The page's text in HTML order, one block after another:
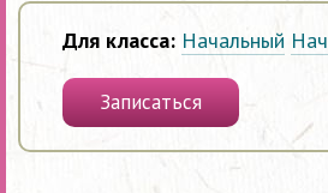
Для класса: Начальный
Записаться